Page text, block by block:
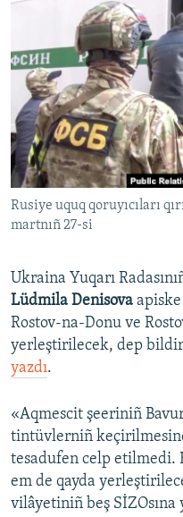
FİKİR
Русский
Українською
QOŞULIÑIZ!
Rusiye uquq qoruyıcıları
martnıñ 27-si
Ukraina Yuqarı
Lüdmila Denisova
Rostov-na-Donu ve
yerleştirilecek, dep
yazdı.
«Aqmescit şeeriniñ
tintüvlerniñ
tesadufen celp etilmedi.
em de qayda
vilâyetiniñ beş